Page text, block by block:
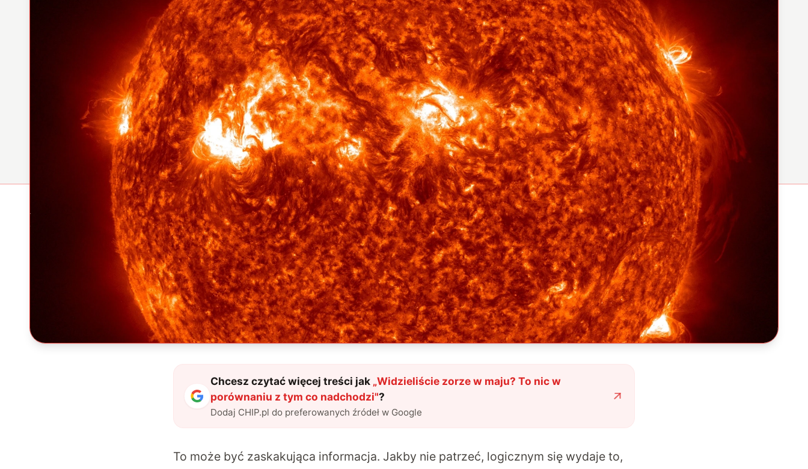
Chcesz czytać więcej treści jak „Widzieliście zorze w maju? To nic w
porównaniu z tym co nadchodzi"?
Dodaj CHIP.pl do preferowanych źródeł w Google
To może być zaskakująca informacja. Jakby nie patrzeć, logicznym się wydaje to,